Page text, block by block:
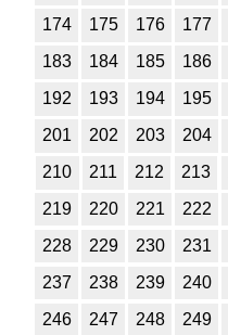
174
175 176 177
183
184 185 186
192
193 194 195
201
202 203 204
210
211 212 213
219
220 221 222
228
229 230 231
237
238 239 240
246
247 248 249